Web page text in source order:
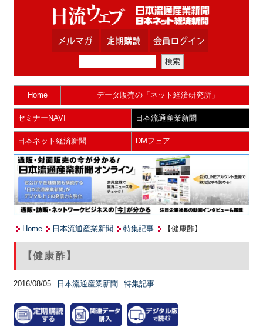
Home データ販売の「ネット経済研究所」
セミナーNAVI 日本流通産業新聞
日本ネット経済新聞 DMフェア
Home 日本流通産業新聞 特集記事 【健康酢】
【健康酢】
2016/08/05 日本流通産業新聞 特集記事